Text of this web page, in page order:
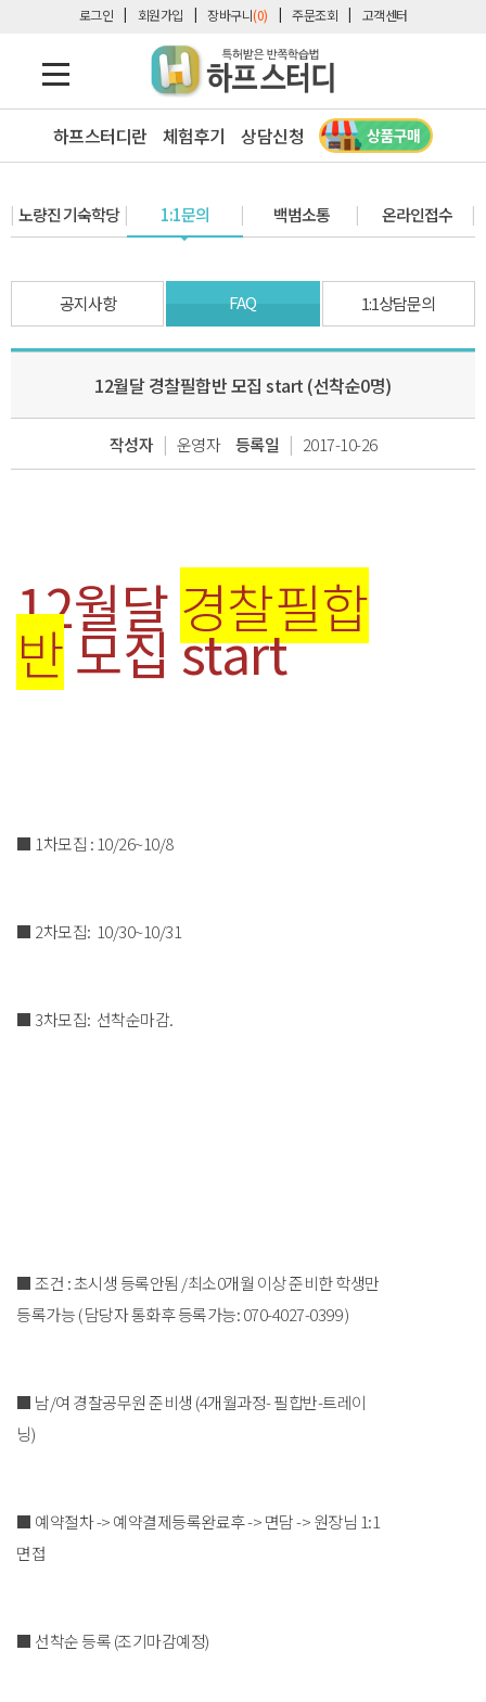
로그인 회원가입 장바구니(0) 주문조회 고객센터
하프스터디란 체험후기 상담신청
노량진 기숙학당 1:1문의 백범소통 온라인접수
공지사항 FAQ 1:1상담문의
12월달 경찰필합반 모집 start (선착순0명)
작성자 | 운영자 등록일 | 2017-10-26
12월달 경찰필합
반모집 start
■ 1차모집 : 10/26~10/8
■ 2차모집: 10/30~10/31
■ 3차모집: 선착순마감.
■ 조건 : 초시생 등록안됨 /최소0개월 이상 준비한 학생만
등록가능 ( 담당자 통화후 등록가능: 070-4027-0399 )
■ 남/여 경찰공무원 준비생 (4개월과정- 필합반-트레이
닝)
■ 예약절차 -> 예약결제등록완료후 -> 면담 -> 원장님 1:1
면접
■ 선착순 등록 (조기마감예정)